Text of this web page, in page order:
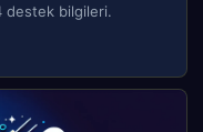
destek bilgileri.